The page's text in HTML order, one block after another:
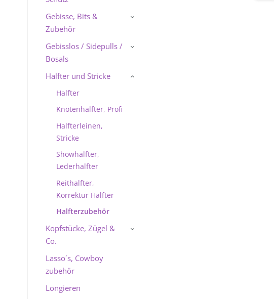
Gebisse, Bits &
Zubehör
›
Gebisslos / Sidepulls /
Bosals
›
Halfter und Stricke
Halfter
Knotenhalfter, Profi
Halfterleinen,
Stricke
Showhalfter,
Lederhalfter
Reithalfter,
Korrektur Halfter
Halfterzubehör
›
Kopfstücke, Zügel &
Co.
›
Lasso´s, Cowboy
zubehör
Longieren